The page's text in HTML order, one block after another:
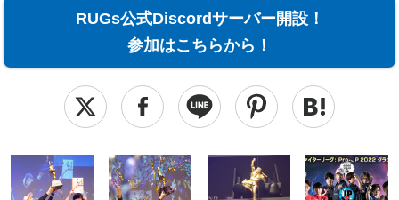
RUGs公式Discordサーバー開設！
参加はこちらから！